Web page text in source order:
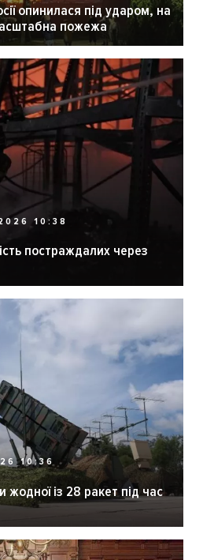
опинилася під ударом, на
пожежа
10:38
постраждалих через
10:36
із 28 ракет під час